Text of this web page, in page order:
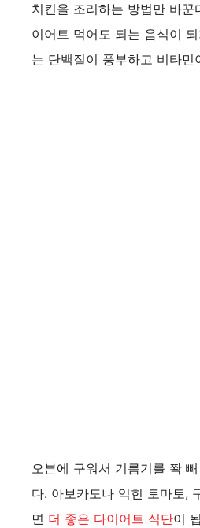
치킨을 조리하는 방법만 바
이어트 먹어도 되는 음식이
는 단백질이 풍부하고 비타민
오븐에 구워서 기름기를 쫙
다. 아보카도나 익힌 토마토,
면 더 좋은 다이어트 식단이